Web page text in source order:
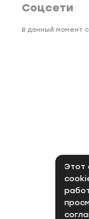
Этот
Соцсети
В данный момент